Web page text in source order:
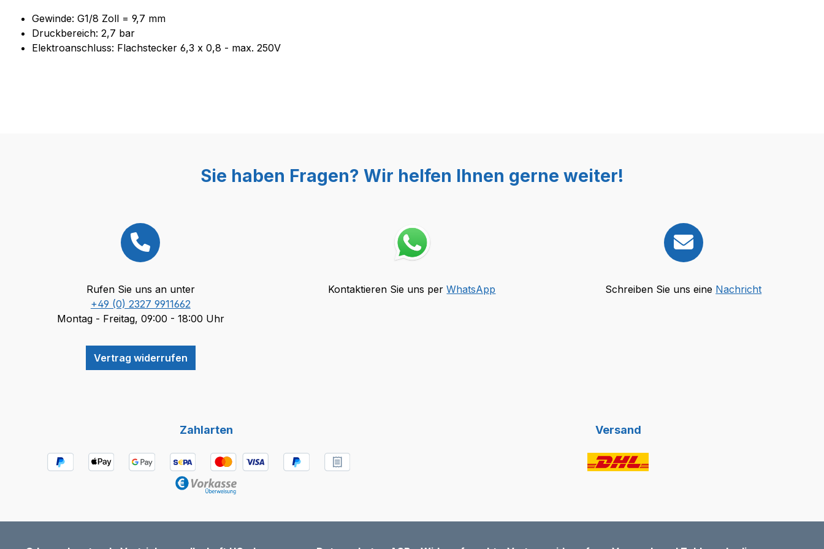
Gewinde: G1/8 Zoll = 9,7 mm
Druckbereich: 2,7 bar
Elektroanschluss: Flachstecker 6,3 x 0,8 - max. 250V
Sie haben Fragen? Wir helfen Ihnen gerne weiter!
Rufen Sie uns an unter
+49 (0) 2327 9911662
Montag - Freitag, 09:00 - 18:00 Uhr
Vertrag widerrufen
Kontaktieren Sie uns perWhatsApp Schreiben Sie uns eine Nachricht
Zahlarten Versand